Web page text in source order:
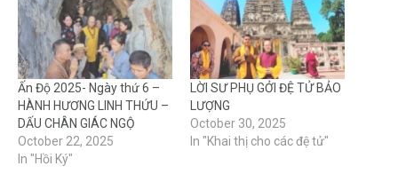
Ấn Độ 2025- Ngày thứ 6 –
HÀNH HƯƠNG LINH THỨU –
DẤU CHÂN GIÁC NGỘ
October 22, 2025
In "Hồi Ký"
LỜI SƯ PHỤ GỞI ĐỆ TỬ BẢO
LƯỢNG
October 30, 2025
In "Khai thị cho các đệ tử"